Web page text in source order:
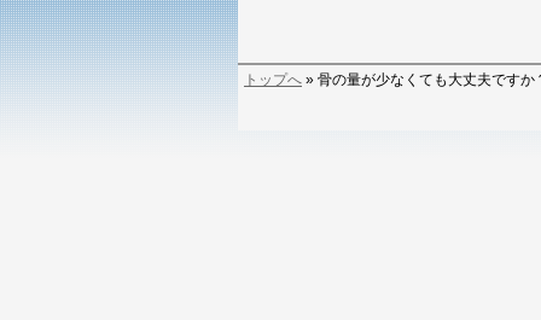
トップへ » 骨の量が少なくても大丈夫ですか